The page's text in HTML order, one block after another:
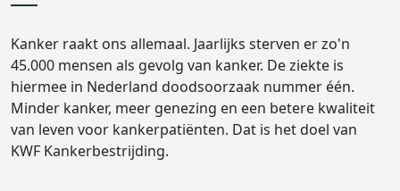
Kanker raakt ons allemaal. Jaarlijks sterven er zo'n
45.000 mensen als gevolg van kanker. De ziekte is
hiermee in Nederland doodsoorzaak nummer één.
Minder kanker, meer genezing en een betere kwaliteit
van leven voor kankerpatiënten. Dat is het doel van
KWF Kankerbestrijding.